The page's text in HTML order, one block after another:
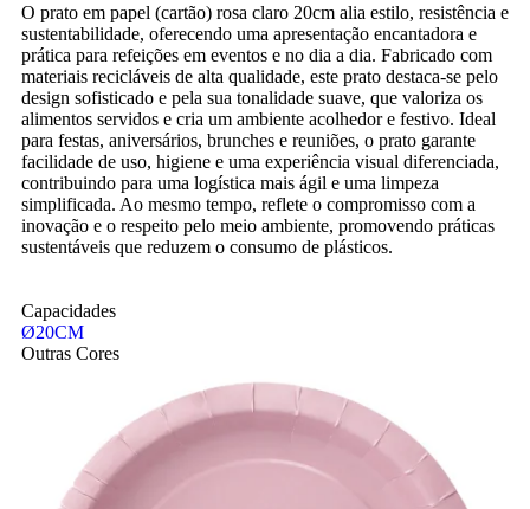
O prato em papel (cartão) rosa claro 20cm alia estilo, resistência e
sustentabilidade, oferecendo uma apresentação encantadora e
prática para refeições em eventos e no dia a dia. Fabricado com
materiais recicláveis de alta qualidade, este prato destaca-se pelo
design sofisticado e pela sua tonalidade suave, que valoriza os
alimentos servidos e cria um ambiente acolhedor e festivo. Ideal
para festas, aniversários, brunches e reuniões, o prato garante
facilidade de uso, higiene e uma experiência visual diferenciada,
contribuindo para uma logística mais ágil e uma limpeza
simplificada. Ao mesmo tempo, reflete o compromisso com a
inovação e o respeito pelo meio ambiente, promovendo práticas
sustentáveis que reduzem o consumo de plásticos.
Capacidades
Ø20CM
Outras Cores